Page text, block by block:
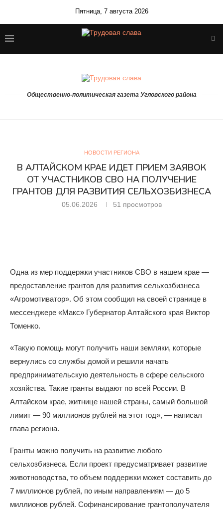
Пятница, 7 августа 2026
Общественно-политическая газета Угловского района
НОВОСТИ РЕГИОНА
В АЛТАЙСКОМ КРАЕ ИДЕТ ПРИЕМ ЗАЯВОК
ОТ УЧАСТНИКОВ СВО НА ПОЛУЧЕНИЕ
ГРАНТОВ ДЛЯ РАЗВИТИЯ СЕЛЬХОЗБИЗНЕСА
05.06.2026 51 просмотров
Одна из мер поддержки участников СВО в нашем крае —
предоставление грантов для развития сельхозбизнеса
«Агромотиватор». Об этом сообщил на своей странице в
мессенджере «Макс» Губернатор Алтайского края Виктор
Томенко.
«Такую помощь могут получить наши земляки, которые
вернулись со службы домой и решили начать
предпринимательскую деятельность в сфере сельского
хозяйства. Такие гранты выдают по всей России. В
Алтайском крае, житнице нашей страны, самый большой
лимит — 90 миллионов рублей на этот год», — написал
глава региона.
Гранты можно получить на развитие любого
сельхозбизнеса. Если проект предусматривает развитие
животноводства, то объем поддержки может составить до
7 миллионов рублей, по иным направлениям — до 5
миллионов рублей. Софинансирование грантополучателя